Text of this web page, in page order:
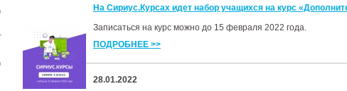
На Сириус.Курсах идет набор учащихся на курс
Записаться на курс можно до 15 февраля 2022 года.
ПОДРОБНЕЕ >>
28.01.2022